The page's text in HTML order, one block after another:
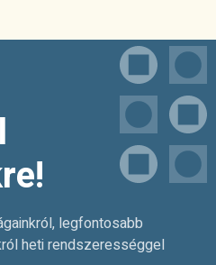
legfontosabb
heti rendszerességgel